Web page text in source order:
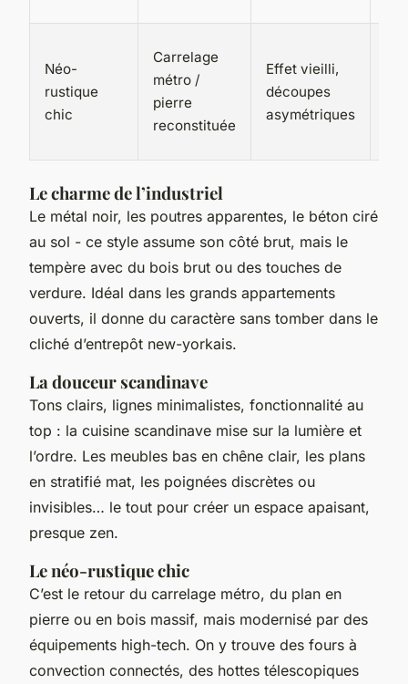
Néo-
rustique
chic
Carrelage
métro /
pierre
reconstituée
Effet vieilli,
découpes
asymétriques
Le charme de l’industriel
Le métal noir, les poutres apparentes, le béton ciré
au sol - ce style assume son côté brut, mais le
tempère avec du bois brut ou des touches de
verdure. Idéal dans les grands appartements
ouverts, il donne du caractère sans tomber dans le
cliché d’entrepôt new-yorkais.
La douceur scandinave
Tons clairs, lignes minimalistes, fonctionnalité au
top : la cuisine scandinave mise sur la lumière et
l’ordre. Les meubles bas en chêne clair, les plans
en stratifié mat, les poignées discrètes ou
invisibles… le tout pour créer un espace apaisant,
presque zen.
Le néo-rustique chic
C’est le retour du carrelage métro, du plan en
pierre ou en bois massif, mais modernisé par des
équipements high-tech. On y trouve des fours à
convection connectés, des hottes télescopiques